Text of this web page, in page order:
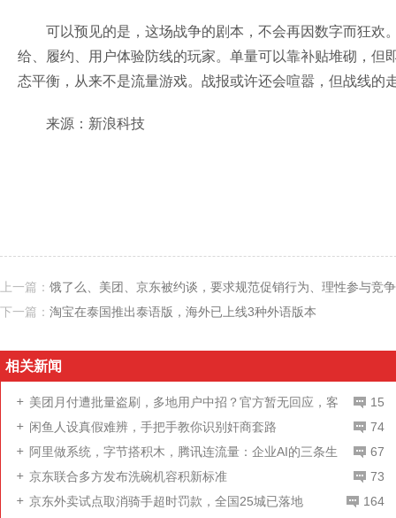
可以预见的是，这场战争的剧本，不会再因数字而狂欢
给、履约、用户体验防线的玩家。单量可以靠补贴堆砌，
态平衡，从来不是流量游戏。战报或许还会喧嚣，但战线的
来源：新浪科技
上一篇： 饿了么、美团、京东被约谈，要求规范促销行为、理性参与竞争
下一篇： 淘宝在泰国推出泰语版，海外已上线3种外语版本
相关新闻
美团月付遭批量盗刷，多地用户中招？官方暂无回应，客
服提醒谨防电信诈骗
15
闲鱼人设真假难辨，手把手教你识别奸商套路
74
阿里做系统，字节搭积木，腾讯连流量：企业AI的三条生
死线
67
京东联合多方发布洗碗机容积新标准
73
京东外卖试点取消骑手超时罚款，全国25城已落地
164